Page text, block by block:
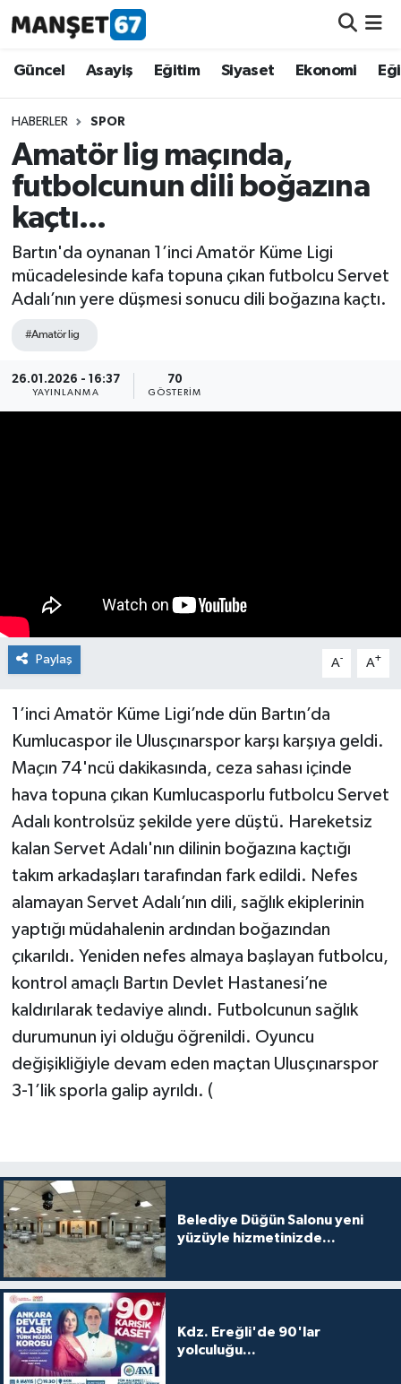
Güncel Asayiş Eğitim Siyaset Ekonomi
HABERLER SPOR
Amatör lig maçında,
futbolcunun dili boğazına
kaçtı...
Bartın'da oynanan 1’inci Amatör Küme Ligi
mücadelesinde kafa topuna çıkan futbolcu Servet
Adalı’nın yere düşmesi sonucu dili boğazına kaçtı.
#Amatör lig
26.01.2026 - 16:37
YAYINLANMA
70
GÖSTERIM
Paylaş A- A+
1’inci Amatör Küme Ligi’nde dün Bartın’da
Kumlucaspor ile Ulusçınarspor karşı karşıya geldi.
Maçın 74'ncü dakikasında, ceza sahası içinde
hava topuna çıkan Kumlucasporlu futbolcu Servet
Adalı kontrolsüz şekilde yere düştü. Hareketsiz
kalan Servet Adalı'nın dilinin boğazına kaçtığı
takım arkadaşları tarafından fark edildi. Nefes
alamayan Servet Adalı’nın dili, sağlık ekiplerinin
yaptığı müdahalenin ardından boğazından
çıkarıldı. Yeniden nefes almaya başlayan futbolcu,
kontrol amaçlı Bartın Devlet Hastanesi’ne
kaldırılarak tedaviye alındı. Futbolcunun sağlık
durumunun iyi olduğu öğrenildi. Oyuncu
değişikliğiyle devam eden maçtan Ulusçınarspor
3-1’lik sporla galip ayrıldı. (
Belediye Düğün Salonu yeni
yüzüyle hizmetinizde...
Kdz. Ereğli'de 90'lar
yolculuğu...
Güncel
Asayiş
Siyaset
Spor
Eğitim
Ekonomi
Kültür-Sanat
Magazin